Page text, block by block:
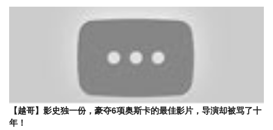
【越哥】影史独一份，豪夺6项奥斯卡的最佳影片，导演却被骂了十
年！